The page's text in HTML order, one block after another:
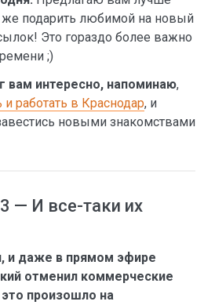
же подарить любимой на новый
Это гораздо более важно
;)
вам интересно, напоминаю,
работать в Краснодар, и
новыми знакомствами
— И все-таки их
и даже в прямом эфире
отменил коммерческие
произошло на